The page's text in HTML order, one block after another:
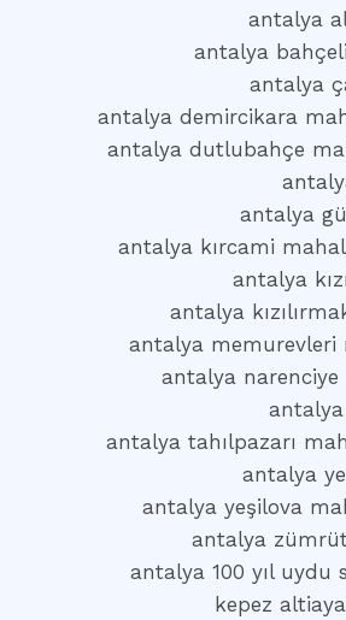
antalya
antalya
antalya
antalya demircikara
antalya dutlubahçe
antalya
antalya kırcami
antalya
antalya
antalya memurevleri
antalya narenciye
antalya tahılpazarı
antalya
antalya yeşilova
antalya
antalya 100 yıl uydu
kepez